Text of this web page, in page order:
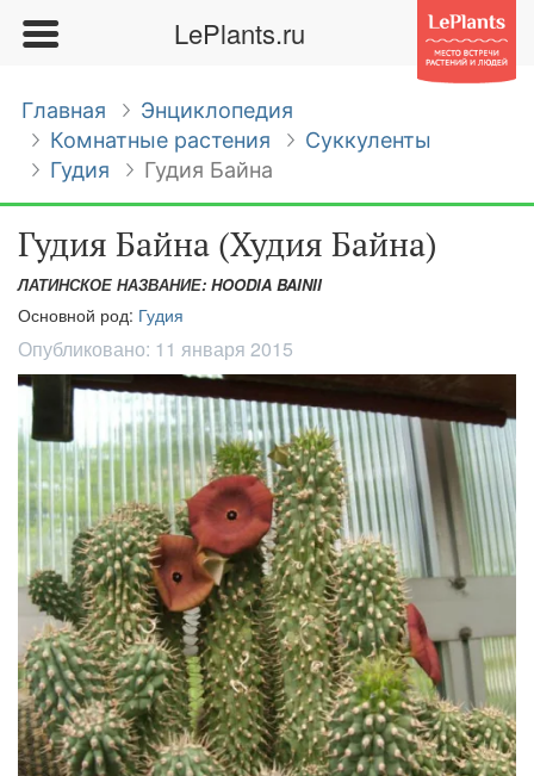
LePlants.ru
Главная
Энциклопедия
Комнатные растения
Суккуленты
Гудия
Гудия Байна
Гудия Байна (Худия Байна)
ЛАТИНСКОЕ НАЗВАНИЕ: HOODIA BAINII
Основной род: Гудия
Опубликовано: 11 января 2015